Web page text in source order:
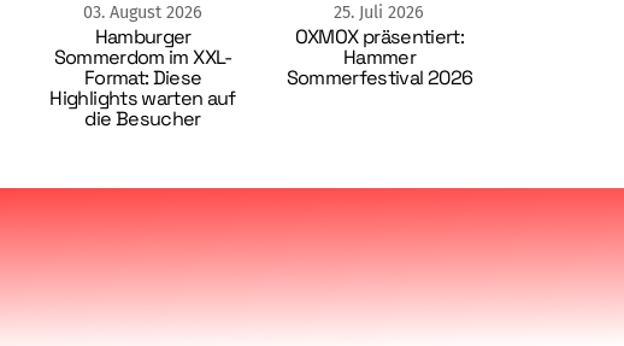
03.August 2026
Hamburger
Sommerdom im XXL-
Format: Diese
Highlights warten auf
die Besucher
25. Juli 2026
OXMOX präsentiert:
Hammer
Sommerfestival 2026